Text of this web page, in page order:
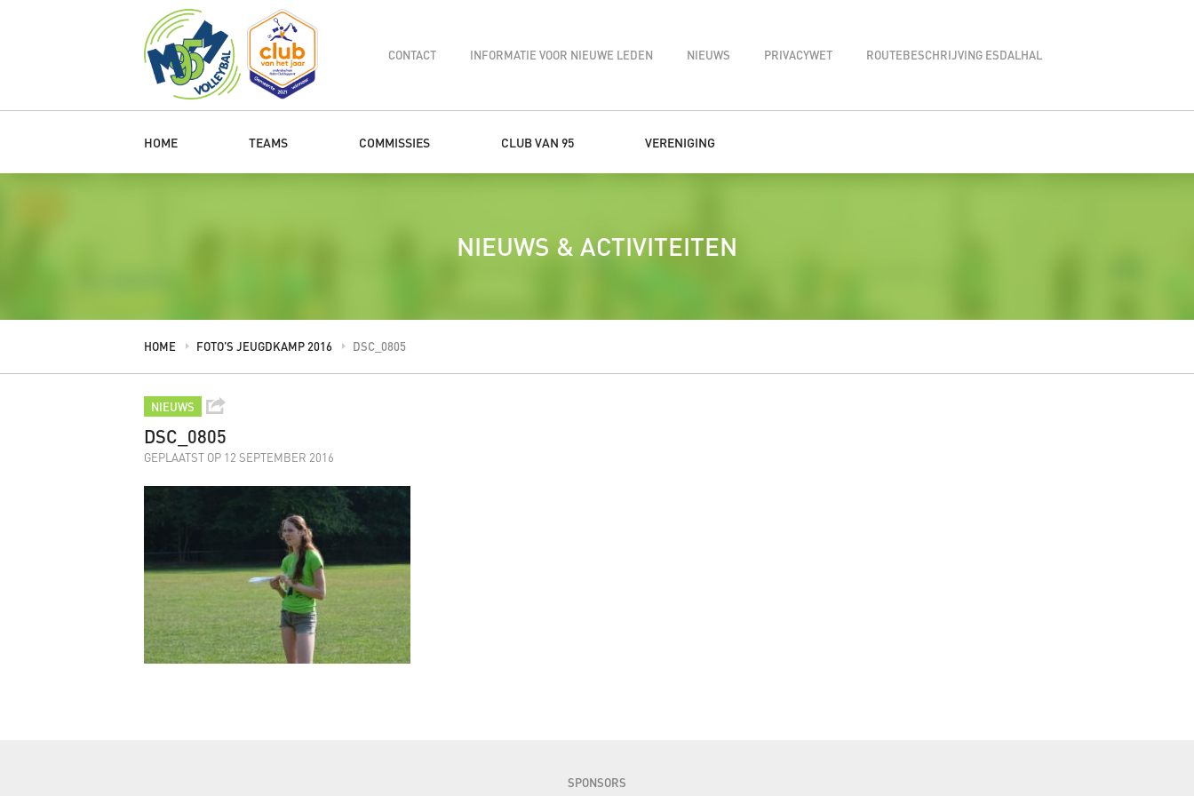
CONTACT INFORMATIE VOOR NIEUWE LEDEN NIEUWS PRIVACYWET ROUTEBESCHRIJVING ESDALHAL
HOME TEAMS COMMISSIES CLUB VAN 95 VERENIGING
NIEUWS & ACTIVITEITEN
HOME FOTO’S JEUGDKAMP 2016 DSC_0805
NIEUWS
DSC_0805
GEPLAATST OP 12 SEPTEMBER 2016
SPONSORS